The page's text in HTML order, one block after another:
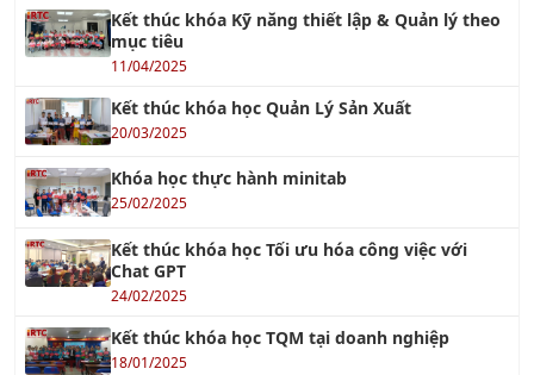
Kết thúc khóa Kỹ năng thiết lập & Quản lý theo
mục tiêu
11/04/2025
Kết thúc khóa học Quản Lý Sản Xuất
20/03/2025
Khóa học thực hành minitab
25/02/2025
Kết thúc khóa học Tối ưu hóa công việc với
Chat GPT
24/02/2025
Kết thúc khóa học TQM tại doanh nghiệp
18/01/2025